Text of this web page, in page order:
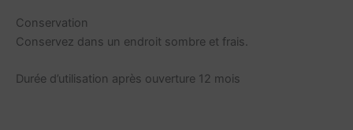
Conservation
Conservez dans un endroit sombre et frais.
Durée d’utilisation après ouverture 12 mois